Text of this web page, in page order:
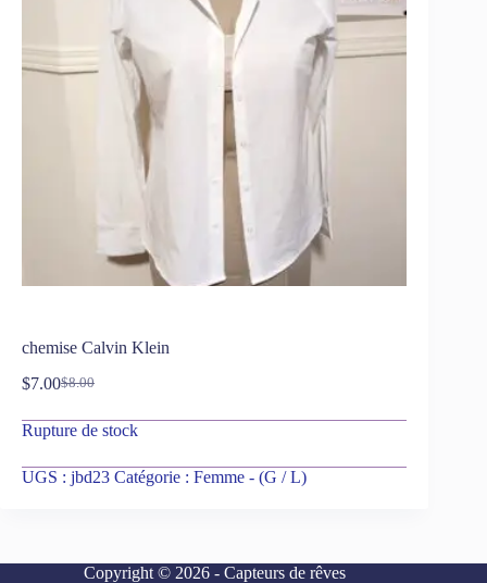
chemise Calvin Klein
$8.00
$7.00
Rupture de stock
UGS : jbd23 Catégorie : Femme - (G / L)
Copyright © 2026 - Capteurs de rêves